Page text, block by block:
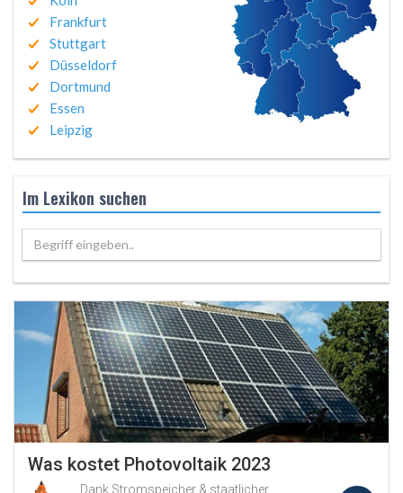
Frankfurt
Stuttgart
Düsseldorf
Dortmund
Essen
Leipzig
Im Lexikon suchen
Begriff eingeben..